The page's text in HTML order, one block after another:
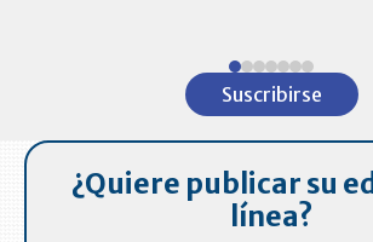
Suscribirse
¿Quiere publicar su
línea?